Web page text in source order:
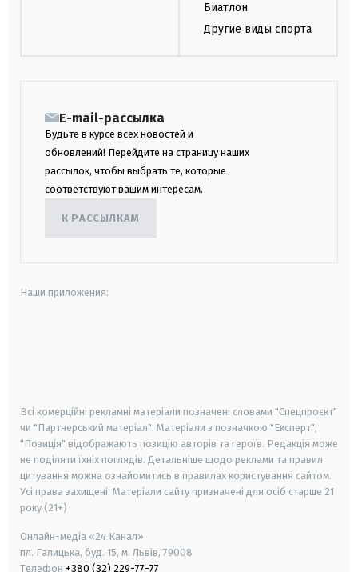
Биатлон
Другие виды спорта
E-mail-рассылка
Будьте в курсе всех новостей и
обновлений! Перейдите на страницу наших
рассылок, чтобы выбрать те, которые
соответствуют вашим интересам.
К РАССЫЛКАМ
Наши приложения:
Всі комерційні рекламні матеріали позначені словами "Спецпроєкт"
чи "Партнерський матеріал". Матеріали з позначкою "Експерт",
"Позиція" відображають позицію авторів та героїв. Редакція може
не поділяти їхніх поглядів. Детальніше щодо реклами та правил
цитування можна ознайомитись в правилах користування сайтом.
Усі права захищені. Матеріали сайту призначені для осіб старше 21
року (21+)
Онлайн-медіа «24 Канал»
пл. Галицька, буд. 15, м. Львів, 79008
Телефон +380 (32) 229-77-77